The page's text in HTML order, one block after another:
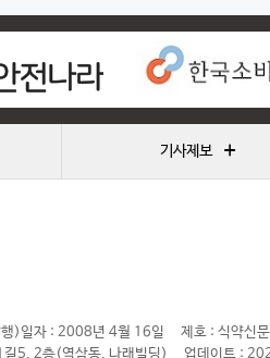
r
r
기사제보 +
)일자 : 2008년 4월 16일 제호 : 식약신문
길5, 2층(역삼동, 나래빌딩)
업데이트 :